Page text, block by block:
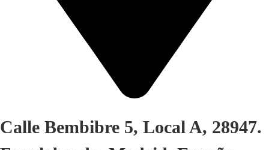
Calle Bembibre 5, Local A, 28947.